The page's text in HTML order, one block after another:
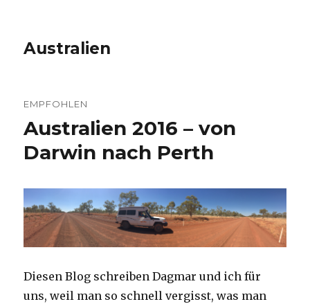
Australien
EMPFOHLEN
Australien 2016 – von
Darwin nach Perth
Diesen Blog schreiben Dagmar und ich für
uns, weil man so schnell vergisst, was man